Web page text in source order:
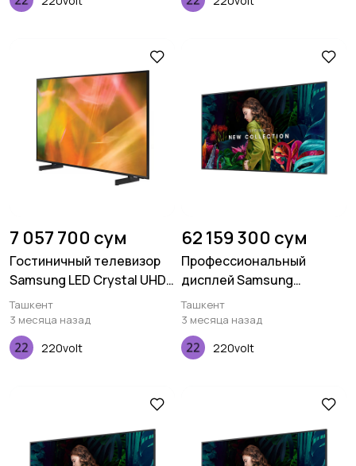
7 057 700 сум
Гостиничный телевизор
Samsung LED Crystal UHD
4K HG43AU800 43 дюймов
Ташкент
3 месяца назад
220volt
62 159 300 сум
Профессиональный
дисплей Samsung
Standalone QMC 85
дюймов
Ташкент
3 месяца назад
220volt